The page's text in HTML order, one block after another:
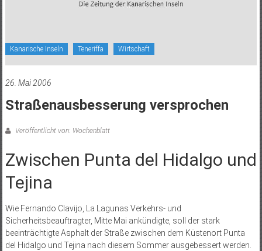
Kanarische Inseln Teneriffa Wirtschaft
26. Mai 2006
Straßenausbesserung versprochen
Veröffentlicht von: Wochenblatt
Zwischen Punta del Hidalgo und
Tejina
Wie Fernando Clavijo, La Lagunas Verkehrs- und
Sicherheitsbeauftragter, Mitte Mai ankündigte, soll der stark
beeinträchtigte Asphalt der Straße zwischen dem Küstenort Punta
del Hidalgo und Tejina nach diesem Sommer ausgebessert werden.